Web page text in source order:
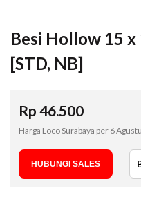
Besi Hollow 15 x
[STD, NB]
Rp 46.500
Harga Loco Surabaya per 6
HUBUNGI SALES